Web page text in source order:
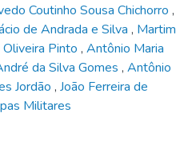
Coutinho Sousa Chichorro ,
de Andrada e Silva , Martim
Pinto , Antônio Maria
da Silva Gomes , Antônio
Jordão , João Ferreira de
Militares